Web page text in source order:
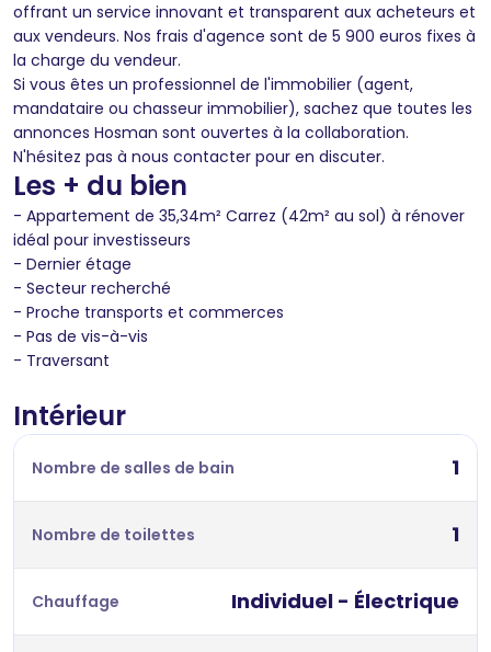
offrant un service innovant et transparent aux acheteurs et
aux vendeurs. Nos frais d'agence sont de 5 900 euros fixes à
la charge du vendeur.
Si vous êtes un professionnel de l'immobilier (agent,
mandataire ou chasseur immobilier), sachez que toutes les
annonces Hosman sont ouvertes à la collaboration.
N'hésitez pas à nous contacter pour en discuter.
Les + du bien
- Appartement de 35,34m² Carrez (42m² au sol) à rénover
idéal pour investisseurs
- Dernier étage
- Secteur recherché
- Proche transports et commerces
- Pas de vis-à-vis
- Traversant
Intérieur
Nombre de salles de bain 1
Nombre de toilettes 1
Chauffage Individuel - Électrique